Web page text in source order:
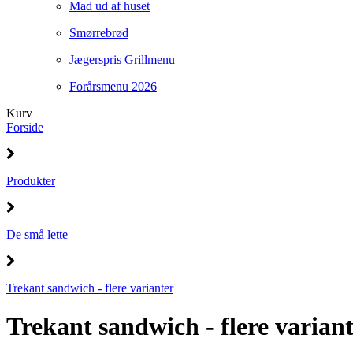
Mad ud af huset
Smørrebrød
Jægerspris Grillmenu
Forårsmenu 2026
Kurv
Forside
Produkter
De små lette
Trekant sandwich - flere varianter
Trekant sandwich - flere